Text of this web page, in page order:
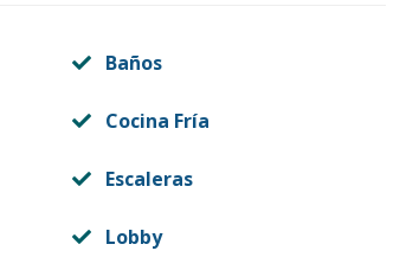
Baños
Cocina Fría
Escaleras
Lobby